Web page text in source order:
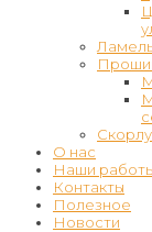
О нас
Наши
Контакты
Полезное
Новости